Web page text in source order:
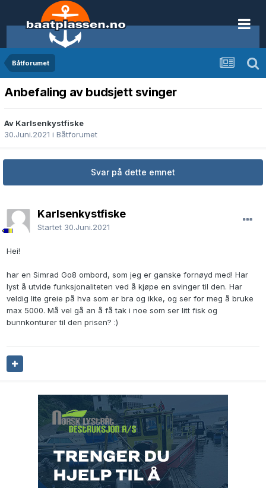
Båtforumet
Anbefaling av budsjett svinger
Av Karlsenkystfiske
30.Juni.2021 i Båtforumet
Svar på dette emnet
Karlsenkystfiske
Startet 30.Juni.2021
Hei!
har en Simrad Go8 ombord, som jeg er ganske fornøyd med! Har
lyst å utvide funksjonaliteten ved å kjøpe en svinger til den. Har
veldig lite greie på hva som er bra og ikke, og ser for meg å bruke
max 5000. Må vel gå an å få tak i noe som ser litt fisk og
bunnkonturer til den prisen? :)